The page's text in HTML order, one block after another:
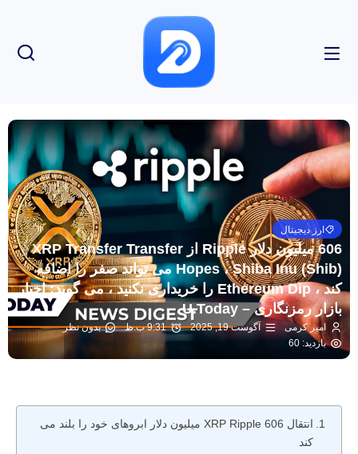
ارز دیجیتال
606 میلیون دلار Ripple از XRP Transfer Transfer
Hopes ، Shiba Inu (Shib) می تواند صفر را اضافه
کند ، Ethereum Dip را خریداری نکنید ، می گوید: اخبار
بازار رمزنگاری – U.Today
امیر کرمی آگوست 19, 2025 9:31 ب.ظ
بدون نظر
بازدید: 60
انتقال XRP Ripple 606 میلیون دلار ابروهای خود را بلند می
کند